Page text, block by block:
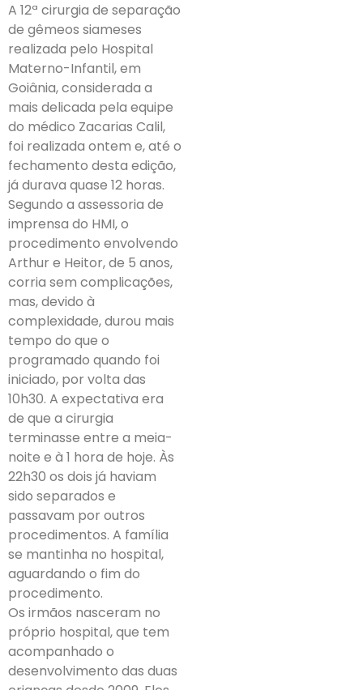
A 12ª cirurgia de separação
de gêmeos siameses
realizada pelo Hospital
Materno-Infantil, em
Goiânia, considerada a
mais delicada pela equipe
do médico Zacarias Calil,
foi realizada ontem e, até o
fechamento desta edição,
já durava quase 12 horas.
Segundo a assessoria de
imprensa do HMI, o
procedimento envolvendo
Arthur e Heitor, de 5 anos,
corria sem complicações,
mas, devido à
complexidade, durou mais
tempo do que o
programado quando foi
iniciado, por volta das
10h30. A expectativa era
de que a cirurgia
terminasse entre a meia-
noite e à 1 hora de hoje. Às
22h30 os dois já haviam
sido separados e
passavam por outros
procedimentos. A família
se mantinha no hospital,
aguardando o fim do
procedimento.
Os irmãos nasceram no
próprio hospital, que tem
acompanhado o
desenvolvimento das duas